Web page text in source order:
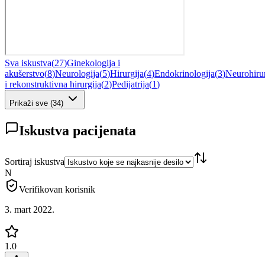
Sva iskustva(27)Ginekologija i
akušerstvo(8)Neurologija(5)Hirurgija(4)Endokrinologija(3)
i rekonstruktivna hirurgija(2)Pedijatrija(1)
Prikaži sve (34)
Iskustva pacijenata
Sortiraj iskustva
N
Verifikovan korisnik
3. mart 2022.
1.0